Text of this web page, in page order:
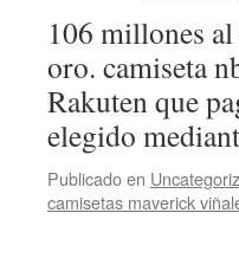
106 millones
oro. camiseta
Rakuten que
elegido
Publicado en
camisetas maverick